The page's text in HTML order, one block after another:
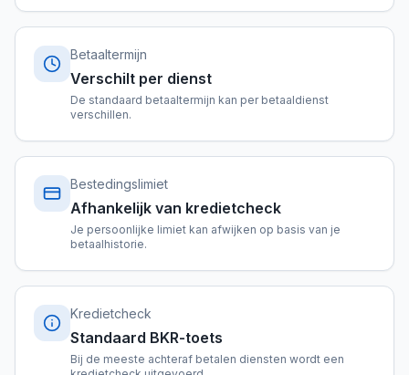
Betaaltermijn
Verschilt per dienst
De standaard betaaltermijn kan per betaaldienst
verschillen.
Bestedingslimiet
Afhankelijk van kredietcheck
Je persoonlijke limiet kan afwijken op basis van je
betaalhistorie.
Kredietcheck
Standaard BKR-toets
Bij de meeste achteraf betalen diensten wordt een